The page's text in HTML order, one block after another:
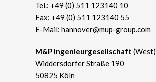
Tel.: +49 (0) 511 123140 10
Fax: +49 (0) 511 123140 55
E-Mail: hannover@mup-group.com
​M&P Ingenieurgesellschaft (West)
Widdersdorfer Straße 190
50825 Köln